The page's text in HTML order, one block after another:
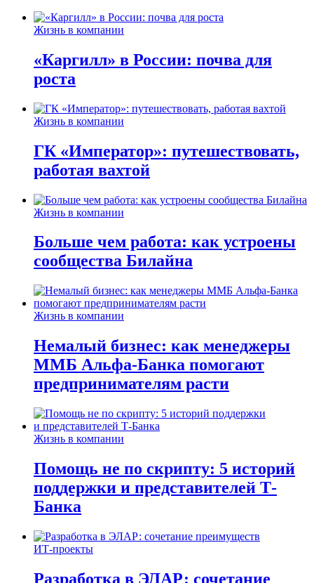
Жизнь в компании
«Каргилл» в России: почва для
роста
Жизнь в компании
ГК «Император»: путешествовать,
работая вахтой
Жизнь в компании
Больше чем работа: как устроены
сообщества Билайна
Жизнь в компании
Немалый бизнес: как менеджеры
ММБ Альфа-Банка помогают
предпринимателям расти
Жизнь в компании
Помощь не по скрипту: 5 историй
поддержки и представителей Т-
Банка
ИТ-проекты
Разработка в ЭЛАР: сочетание